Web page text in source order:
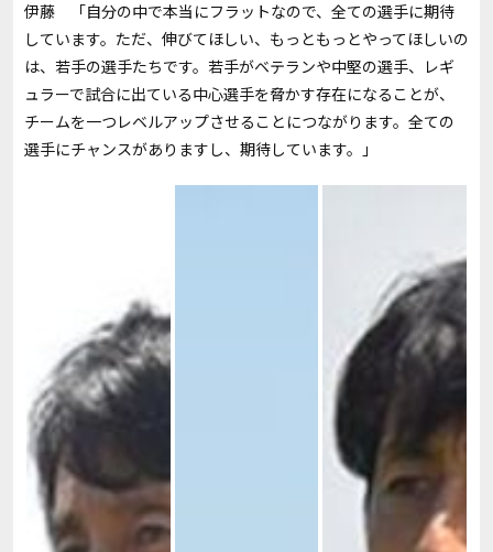
伊藤 「自分の中で本当にフラットなので、全ての選手に期待
しています。ただ、伸びてほしい、もっともっとやってほしいの
は、若手の選手たちです。若手がベテランや中堅の選手、レギ
ュラーで試合に出ている中心選手を脅かす存在になることが、
チームを一つレベルアップさせることにつながります。全ての
選手にチャンスがありますし、期待しています。」